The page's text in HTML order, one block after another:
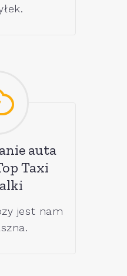
auta
Taxi
jest nam